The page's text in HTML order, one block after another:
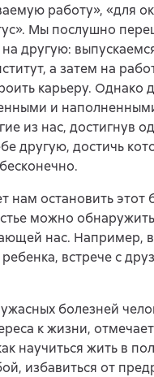
работу», «для
Мы послушно
другую:
а затем на
карьеру. Однако
и
из нас, достигнув
другую, достичь
нам остановить этот
можно
нас. Например,
встрече с
болезней
к жизни,
научиться жить в
избавиться от